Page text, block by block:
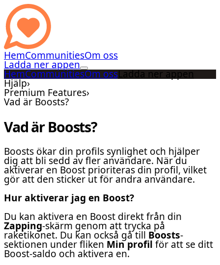
HemCommunitiesOm oss
Ladda ner appen
HemCommunitiesOm ossLadda ner appen
Hjälp›
Premium Features›
Vad är Boosts?
Vad är Boosts?
Boosts ökar din profils synlighet och hjälper
dig att bli sedd av fler användare. När du
aktiverar en Boost prioriteras din profil, vilket
gör att den sticker ut för andra användare.
Hur aktiverar jag en Boost?
Du kan aktivera en Boost direkt från din
Zapping-skärm genom att trycka på
raketikonet. Du kan också gå till Boosts-
sektionen under fliken Min profil för att se ditt
Boost-saldo och aktivera en.